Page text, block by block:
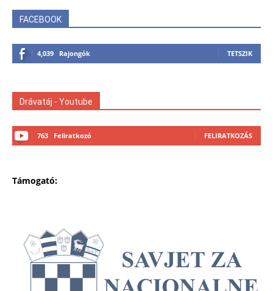
FACEBOOK
4,039 Rajongók TETSZIK
Drávatáj - Youtube
763 Feliratkozó FELIRATKOZÁS
Támogató: